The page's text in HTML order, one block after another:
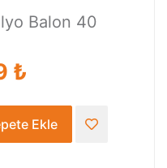
Balon 40
₺
Sepete Ekle